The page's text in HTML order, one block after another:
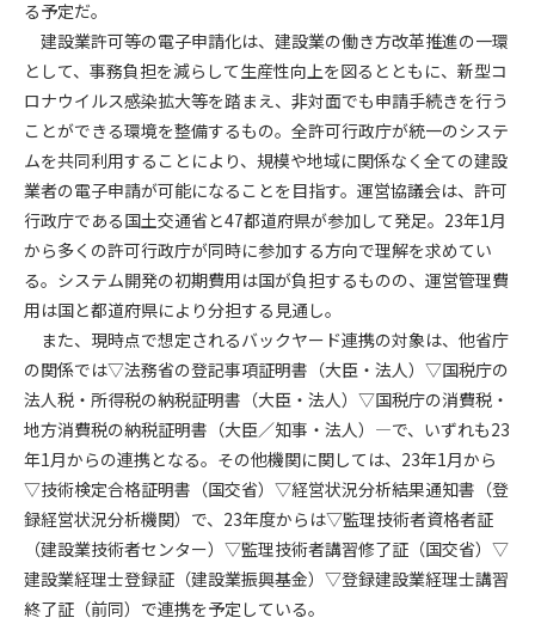
る予定だ。
建設業許可等の電子申請化は、建設業の働き方改革推進の一環
として、事務負担を減らして生産性向上を図るとともに、新型コ
ロナウイルス感染拡大等を踏まえ、非対面でも申請手続きを行う
ことができる環境を整備するもの。全許可行政庁が統一のシステ
ムを共同利用することにより、規模や地域に関係なく全ての建設
業者の電子申請が可能になることを目指す。運営協議会は、許可
行政庁である国土交通省と47都道府県が参加して発足。23年1月
から多くの許可行政庁が同時に参加する方向で理解を求めてい
る。システム開発の初期費用は国が負担するものの、運営管理費
用は国と都道府県により分担する見通し。
また、現時点で想定されるバックヤード連携の対象は、他省庁
の関係では▽法務省の登記事項証明書（大臣・法人）▽国税庁の
法人税・所得税の納税証明書（大臣・法人）▽国税庁の消費税・
地方消費税の納税証明書（大臣／知事・法人）―で、いずれも23
年1月からの連携となる。その他機関に関しては、23年1月から
▽技術検定合格証明書（国交省）▽経営状況分析結果通知書（登
録経営状況分析機関）で、23年度からは▽監理技術者資格者証
（建設業技術者センター）▽監理技術者講習修了証（国交省）▽
建設業経理士登録証（建設業振興基金）▽登録建設業経理士講習
終了証（前同）で連携を予定している。
第4条（会員審査および資格の取り消し）
会員とは、本規約を承諾の上、所定の会員申込手続きを完了
後、管理者がこれを承認した者をいいます。
第4条（会員の定義と登録）
1. 管理者は前条により審査の結果、会員申込みをした者が以下
の何れかの項目に該当することがわかった場合、その者の会
員としての権限を承認しないことがあります。
(1) 会員申し込みをした者が実在しなかった場合
(2) 本規約に違反した場合/li>
(3) 会員申し込みの際、申告事項に虚偽があった場合
(4) 会員申込者が管理者所定の手続き通りに会員申込手続き処
理を行わなかった場合
(5) その他管理者が会員とすることを不適当と判断した場合
2. 管理者は承認後であっても承認した会員が前項の何れかに該
当することが判明した場合、会員資格を取り消すことがあり
ます。
第5条（IDおよびパスワードの管理）
1. 会員は申込の際に管理者が発行したIDおよびパスワードの使
用および管理について責任を負うものとします。
2. 会員は、自己のIDおよびパスワードを、貸与、譲渡、売買、